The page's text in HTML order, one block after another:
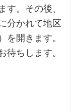
す。その後、
分かれて地区
を開きます。
待ちします。